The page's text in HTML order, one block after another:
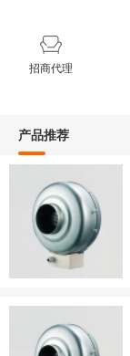
招商代理
产品推荐